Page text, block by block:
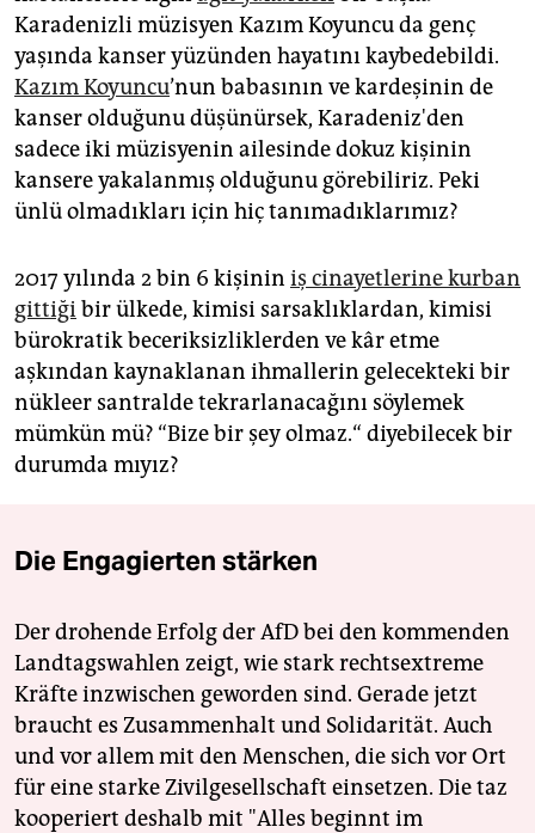
Karadenizli müzisyen Kazım Koyuncu da genç
yaşında kanser yüzünden hayatını kaybedebildi.
Kazım Koyuncu’nun babasının ve kardeşinin de
kanser olduğunu düşünürsek, Karadeniz'den
sadece iki müzisyenin ailesinde dokuz kişinin
kansere yakalanmış olduğunu görebiliriz. Peki
ünlü olmadıkları için hiç tanımadıklarımız?
2017 yılında 2 bin 6 kişinin iş cinayetlerine kurban
gittiğibir ülkede, kimisi sarsaklıklardan, kimisi
bürokratik beceriksizliklerden ve kâr etme
aşkından kaynaklanan ihmallerin gelecekteki bir
nükleer santralde tekrarlanacağını söylemek
mümkün mü? “Bize bir şey olmaz.“ diyebilecek bir
durumda mıyız?
Die Engagierten stärken
Der drohende Erfolg der AfD bei den kommenden
Landtagswahlen zeigt, wie stark rechtsextreme
Kräfte inzwischen geworden sind. Gerade jetzt
braucht es Zusammenhalt und Solidarität. Auch
und vor allem mit den Menschen, die sich vor Ort
für eine starke Zivilgesellschaft einsetzen. Die taz
kooperiert deshalb mit "Alles beginnt im